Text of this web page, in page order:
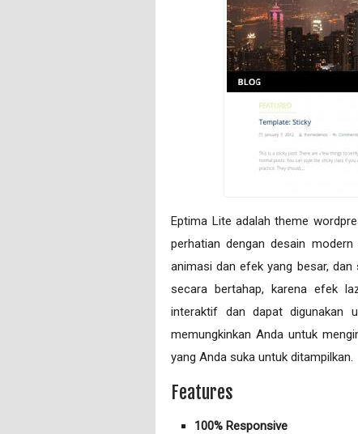
Eptima Lite adalah theme
perhatian dengan desain
animasi dan efek yang besar,
secara bertahap, karena efek
interaktif dan dapat digunakan
memungkinkan Anda untuk
yang Anda suka untuk ditampilkan.
Features
100% Responsive